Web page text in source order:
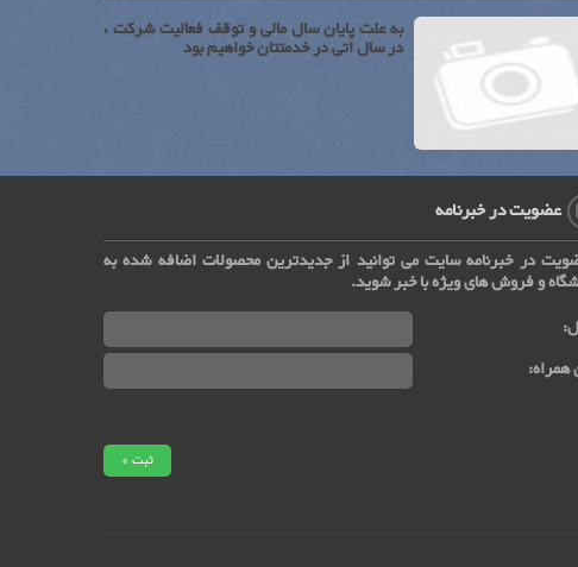
به علت پایان سال مالی و توقف فعالیت شرکت ،
در سال اتی در خدمتتان خواهیم بود
عضویت در خبرنامه
در خبرنامه سایت می توانید از جدیدترین محصولات اضافه شده به
و فروش های ویژه با خبر شوید.
همراه: